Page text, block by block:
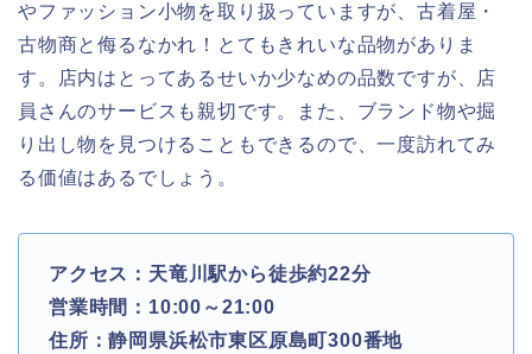
やファッション小物を取り扱っていますが、古着屋・
古物商と侮るなかれ！とてもきれいな品物がありま
す。店内はとってあるせいか少なめの品数ですが、店
員さんのサービスも親切です。また、ブランド物や掘
り出し物を見つけることもできるので、一度訪れてみ
る価値はあるでしょう。
アクセス：天竜川駅から徒歩約22分
営業時間：10:00～21:00
住所：静岡県浜松市東区原島町300番地